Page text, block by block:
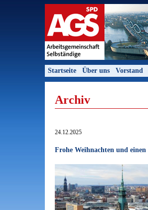
Startseite Über uns Vorstand
Archiv
24.12.2025
Frohe Weihnachten und